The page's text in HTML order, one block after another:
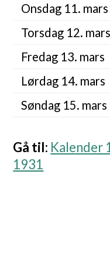
Onsdag 11. mars
Torsdag 12. mars
Fredag 13. mars
Lørdag 14. mars
Søndag 15. mars
Gå til: Kalender
1931